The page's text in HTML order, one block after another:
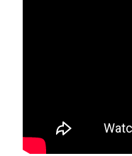
Formation continue